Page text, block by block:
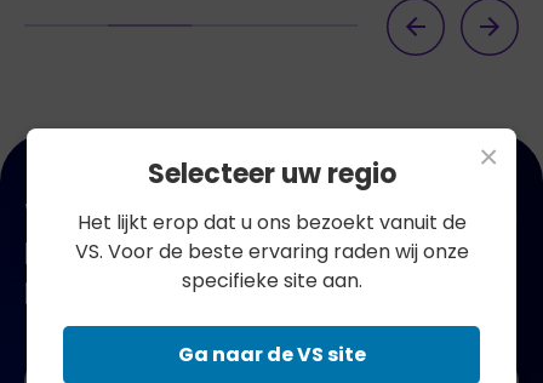
Word lid van onze nieuwsbrief en
krijg 10% korting op je eerste
bestelling!
Naam
×
Selecteer uw regio
Het lijkt erop dat u ons bezoekt vanuit de
VS. Voor de beste ervaring raden wij onze
specifieke site aan.
Ga naar de VS site